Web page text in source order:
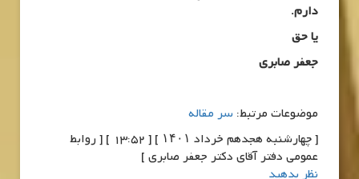
دارم.
یا حق
جعفر صابری
موضوعات مرتبط: سر مقاله
[ چهارشنبه هجدهم خرداد ۱۴۰۱ ] [ 13:52 ] [ روابط
عمومی دفتر آقای دکتر جعفر صابری ]
نظر بدهید